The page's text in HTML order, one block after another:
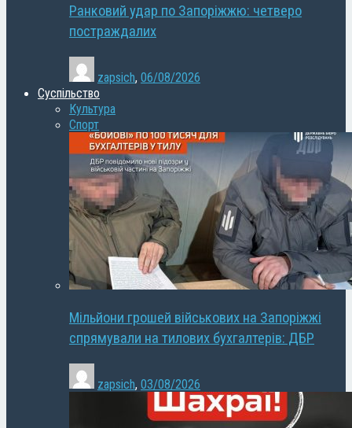
Ранковий удар по Запоріжжю: четверо
постраждалих
zapsich, 06/08/2026
Суспільство
Культура
Спорт
Мільйони грошей військових на Запоріжжі
спрямували на тилових бухгалтерів: ДБР
zapsich, 03/08/2026